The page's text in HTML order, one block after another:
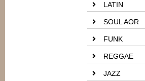
LATIN
SOUL AOR
FUNK
REGGAE
JAZZ